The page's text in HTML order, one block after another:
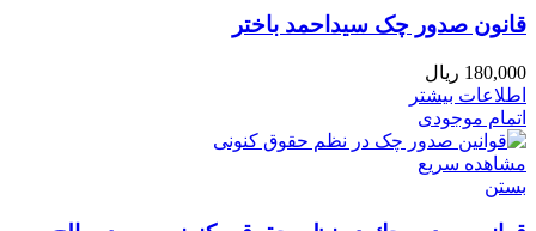
قانون صدور چک سیداحمد باختر
180,000 ریال
اطلاعات بیشتر
اتمام موجودی
مشاهده سریع
بستن